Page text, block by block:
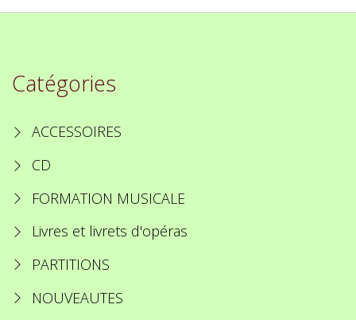
Catégories
ACCESSOIRES
CD
FORMATION MUSICALE
Livres et livrets d'opéras
PARTITIONS
NOUVEAUTES